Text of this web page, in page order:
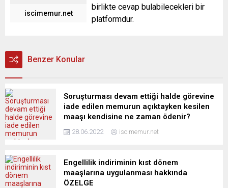
iscimemur.net
birlikte cevap bulabilecekleri bir
platformdur.
Benzer Konular
Soruşturması devam ettiği halde görevine
iade edilen memurun açıktayken kesilen
maaşı kendisine ne zaman ödenir?
28.06.2022 iscimemur.net
Engellilik indiriminin kıst dönem
maaşlarına uygulanması hakkında
ÖZELGE